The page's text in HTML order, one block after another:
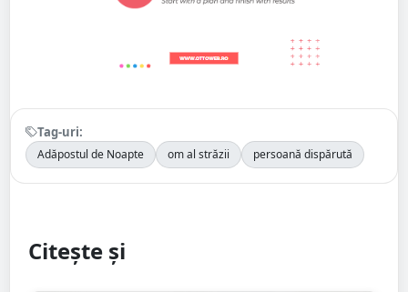
Tag-uri:
Adăpostul de Noapte om al străzii persoană dispărută
Citește și